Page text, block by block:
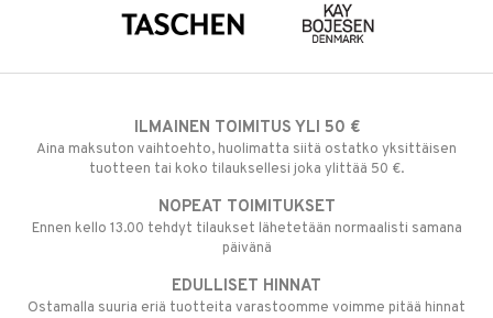
ILMAINEN TOIMITUS YLI 50 €
Aina maksuton vaihtoehto, huolimatta siitä ostatko yksittäisen
tuotteen tai koko tilauksellesi joka ylittää 50 €.
NOPEAT TOIMITUKSET
Ennen kello 13.00 tehdyt tilaukset lähetetään normaalisti samana
päivänä
EDULLISET HINNAT
Ostamalla suuria eriä tuotteita varastoomme voimme pitää hinnat